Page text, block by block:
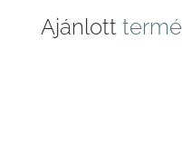
Ajánlott